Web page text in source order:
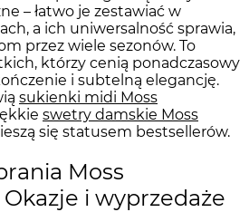
– łatwo je zestawiać w
a ich uniwersalność sprawia,
przez wiele sezonów. To
którzy cenią ponadczasowy
i subtelną elegancję.
sukienki midi Moss
swetry damskie Moss
się statusem bestsellerów.
Moss
i wyprzedaże